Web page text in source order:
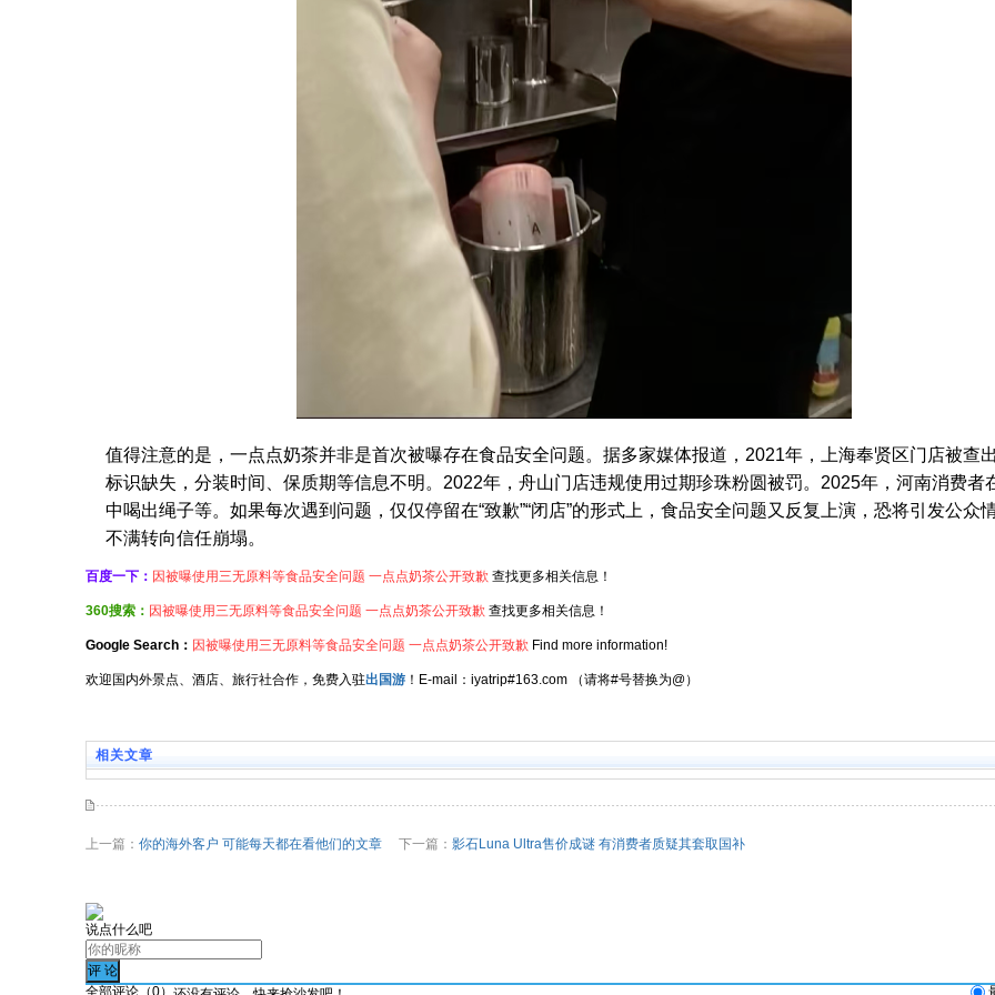
值得注意的是，一点点奶茶并非是首次被曝存在食品安全问题。据多家媒体报道，2021年，上海奉贤区门店被查
标识缺失，分装时间、保质期等信息不明。2022年，舟山门店违规使用过期珍珠粉圆被罚。2025年，河南消费者
中喝出绳子等。如果每次遇到问题，仅仅停留在“致歉”“闭店”的形式上，食品安全问题又反复上演，恐将引发公众
不满转向信任崩塌。
百度一下： 因被曝使用三无原料等食品安全问题 一点点奶茶公开致歉 查找更多相关信息！
360搜索： 因被曝使用三无原料等食品安全问题 一点点奶茶公开致歉 查找更多相关信息！
Google Search： 因被曝使用三无原料等食品安全问题 一点点奶茶公开致歉 Find more information!
欢迎国内外景点、酒店、旅行社合作，免费入驻出国游 ！E-mail：iyatrip#163.com （请将#号替换为@）
相关文章
上一篇： 你的海外客户 可能每天都在看他们的文章 下一篇： 影石Luna Ultra售价成谜 有消费者质疑其套取国补
说点什么吧
全部评论（0）